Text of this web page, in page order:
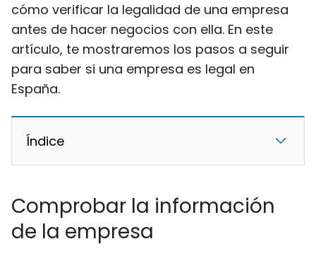
cómo verificar la legalidad de una empresa
antes de hacer negocios con ella. En este
artículo, te mostraremos los pasos a seguir
para saber si una empresa es legal en
España.
Índice
Comprobar la información
de la empresa